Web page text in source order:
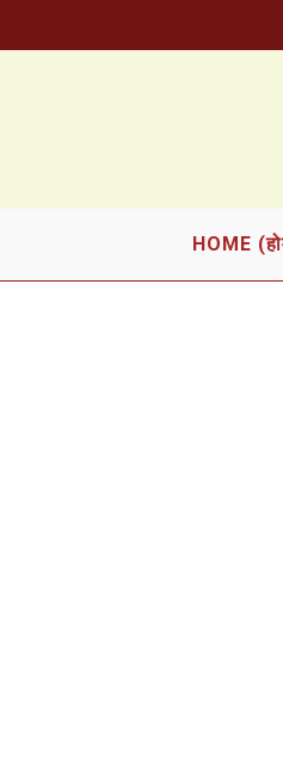
HOME